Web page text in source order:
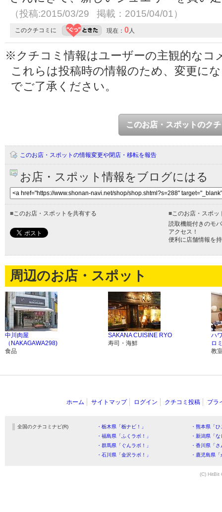
（投稿:2015/03/29 掲載：2015/04/01）
このクチコミに 現在： 0人
※クチコミ情報はユーザーの主観的なコ
これらは投稿時の情報のため、変更に
でご了承ください。
このお店・スポットのク
このお店・スポットの情報変更や閉店・移転を報告
お店・スポット情報をブログにはる
■このお店・スポットを共有する ■このお店・スポッ
読取機能付きのモ
アクセス！
便利に店舗情報を
周辺のお店・スポット
中川肉屋
（NAKAGAWA298)
食品
SAKANA CUISINE RYO
寿司・海鮮
ハ
ロ
教
ホーム サイトマップ ログイン クチコミ投稿 プラ
全国のクチコミナビ(R) ・栃木県「栃ナビ！」
・熊本県「
・福島県「ふくラボ！」
・新潟県「
・群馬県「ぐんラボ！」
・香川県「
・石川県「金沢ラボ！」
・鹿児島県
(C) HitBit